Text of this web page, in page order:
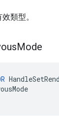
類型。
Mode